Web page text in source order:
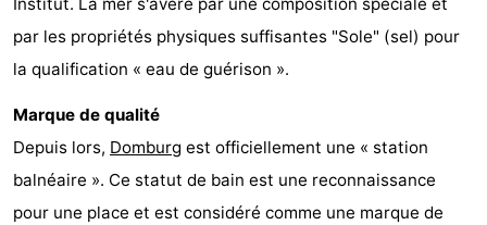
Institut. La mer s'avère par une composition spéciale et
par les propriétés physiques suffisantes "Sole" (sel) pour
la qualification « eau de guérison ».
Marque de qualité
Depuis lors, Domburg est officiellement une « station
balnéaire ». Ce statut de bain est une reconnaissance
pour une place et est considéré comme une marque de